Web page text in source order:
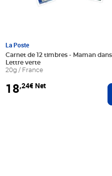
au panier
La Poste
Carnet de 12 timbres - Maman
Lettre verte
20g / France
18,24€ Net